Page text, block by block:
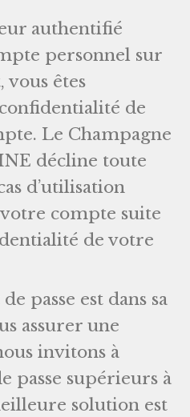
authentifié
personnel sur
êtes
de
Le Champagne
décline toute
d’utilisation
compte suite
de votre
passe est dans sa
assurer une
invitons à
passe supérieurs à
solution est